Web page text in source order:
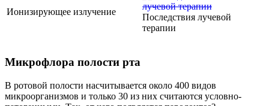
Ионизирующее излучение
Последствия лучевой
терапии
Микрофлора полости рта
В ротовой полости насчитывается около 400 видов
микроорганизмов и только 30 из них считаются условно-